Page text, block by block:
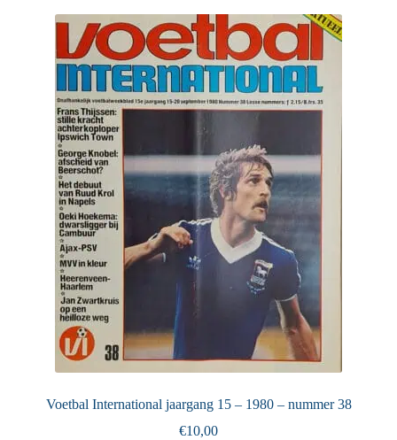
Voetbal International jaargang 15 – 1980 – nummer 38
€10,00